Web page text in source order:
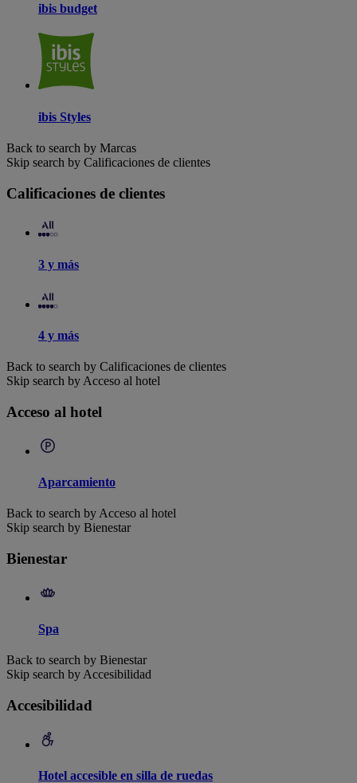
ibis budget
ibis Styles
Back to search by Marcas
Skip search by Calificaciones de clientes
Calificaciones de clientes
3 y más
4 y más
Back to search by Calificaciones de clientes
Skip search by Acceso al hotel
Acceso al hotel
Aparcamiento
Back to search by Acceso al hotel
Skip search by Bienestar
Bienestar
Spa
Back to search by Bienestar
Skip search by Accesibilidad
Accesibilidad
Hotel accesible en silla de ruedas